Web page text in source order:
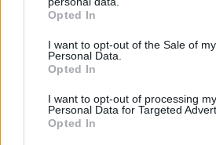
grant or deny consent to Google and
use your data for below specified
consent section.
Opted In
I want to opt-out of the Sale of my
Personal Data.
Opted In
I want to opt-out of processing my
Personal Data for Targeted
Opted In
Νεαρός Παλαιστίνιος κλείδωσε
ανήλικη στο σπίτι του στα Χανιά, την
πριν μία ώρα